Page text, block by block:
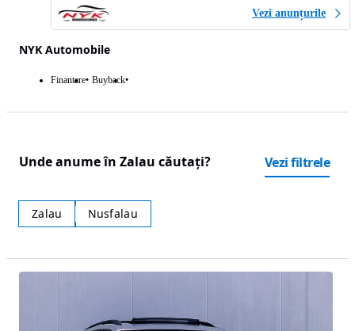
Vezi anunțurile
NYK Automobile
Finantare Buyback
Unde anume în Zalau căutați? Vezi filtrele
Zalau Nusfalau